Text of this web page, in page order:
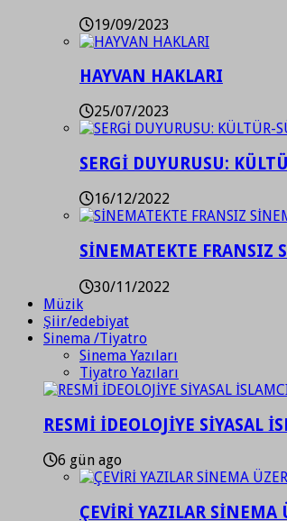
19/09/2023
HAYVAN HAKLARI
25/07/2023
SERGİ DUYURUSU:
16/12/2022
SİNEMATEKTE FRANSIZ
30/11/2022
Müzik
Şiir/edebiyat
Sinema /Tiyatro
Sinema Yazıları
Tiyatro Yazıları
RESMİ İDEOLOJİYE SİYASAL
6 gün ago
ÇEVİRİ YAZILAR SİNEMA